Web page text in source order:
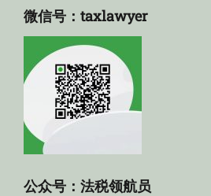
微信号：taxlawyer
公众号：法税领航员